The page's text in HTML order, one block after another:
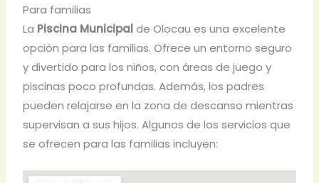
Para familias
La Piscina Municipal de Olocau es una excelente
opción para las familias. Ofrece un entorno seguro
y divertido para los niños, con áreas de juego y
piscinas poco profundas. Además, los padres
pueden relajarse en la zona de descanso mientras
supervisan a sus hijos. Algunos de los servicios que
se ofrecen para las familias incluyen: